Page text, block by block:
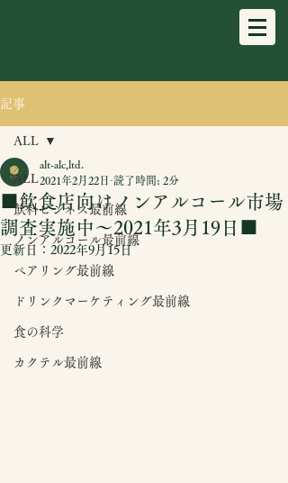
記事
ALL
飲料ビジネス最前線
ノンアルコール最前線
ペアリング最前線
ドリンクマーケティング最前線
食の科学
カクテル最前線
ALL
■飲食店向けノンアルコール市場
調査実施中～2021年3月19日■
alt-alc,ltd.
2021年2月22日 読了時間: 2分
更新日： 2022年9月15日